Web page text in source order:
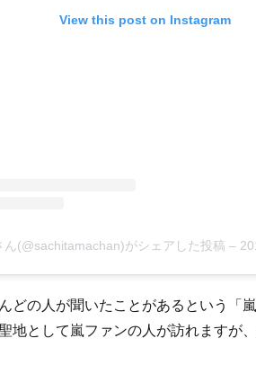
View this post on Instagram
ん(@sachitamachan)がシェアした投稿 – 2018
どの人が聞いたことがあるという「嵐
地として嵐ファンの人が訪れますが